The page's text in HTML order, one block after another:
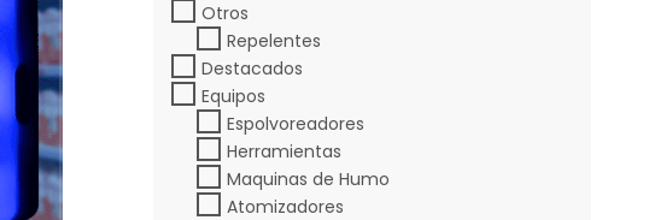
Otros
Repelentes
Destacados
Equipos
Espolvoreadores
Herramientas
Maquinas de Humo
Atomizadores